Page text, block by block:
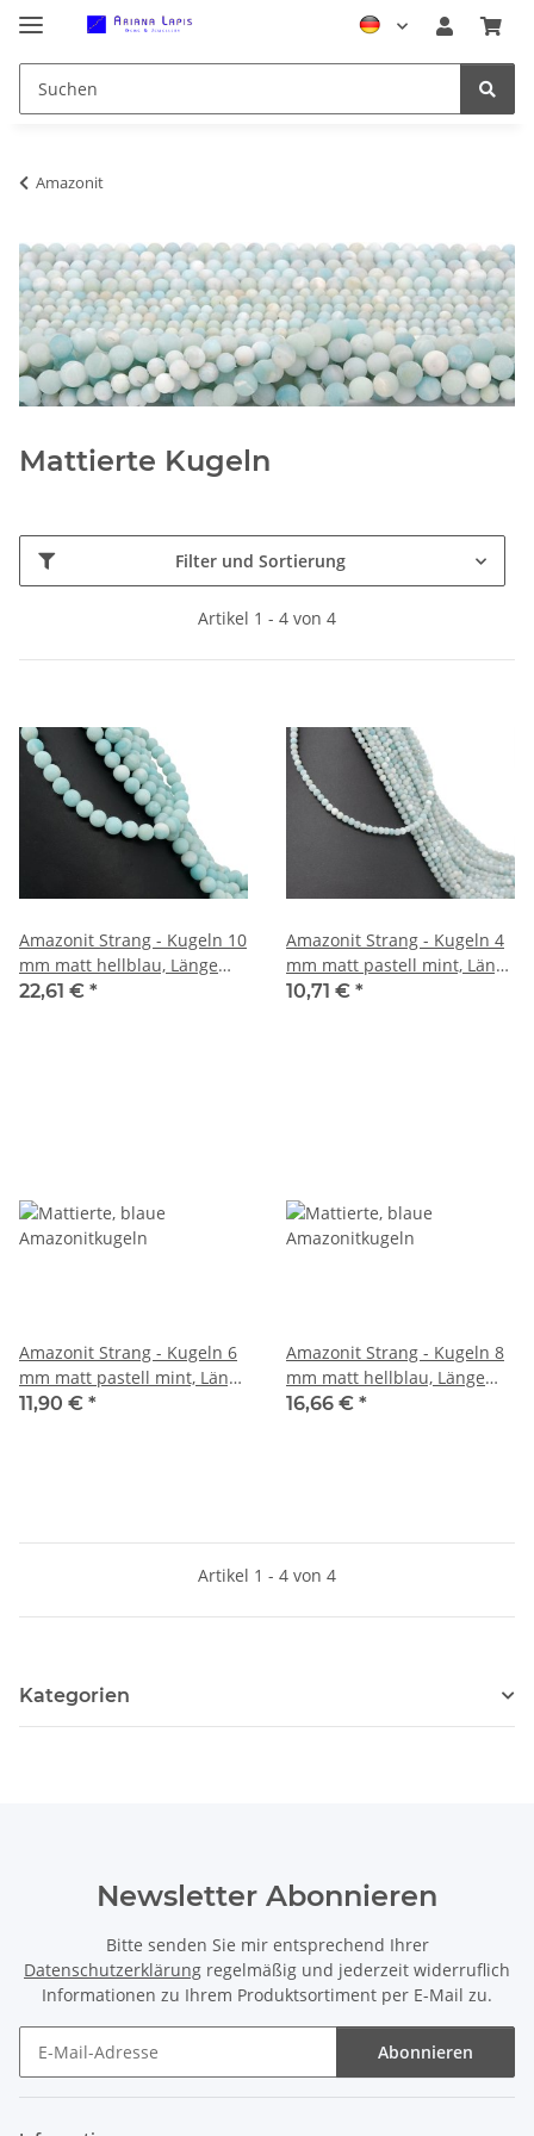
Amazonit
Mattierte Kugeln
Filter und Sortierung
Artikel 1 - 4 von 4
Amazonit Strang - Kugeln 10
mm matt hellblau, Länge
38,5 cm /2785
22,61 € *
Amazonit Strang - Kugeln 4
mm matt pastell mint, Länge
39 cm /2136
10,71 € *
Amazonit Strang - Kugeln 6
mm matt pastell mint, Länge
37,5 cm /2783
11,90 € *
Amazonit Strang - Kugeln 8
mm matt hellblau, Länge
38,5 cm /2784
16,66 € *
Artikel 1 - 4 von 4
Kategorien
Newsletter Abonnieren
Bitte senden Sie mir entsprechend Ihrer
Datenschutzerklärung regelmäßig und jederzeit widerruflich
Informationen zu Ihrem Produktsortiment per E-Mail zu.
Abonnieren